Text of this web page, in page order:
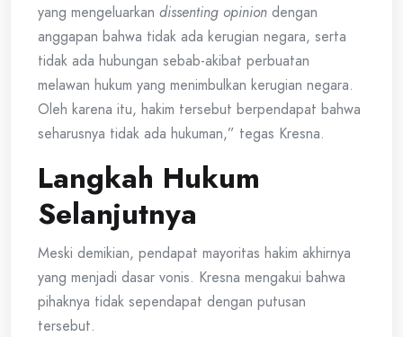
yang mengeluarkan dissenting opinion dengan
anggapan bahwa tidak ada kerugian negara, serta
tidak ada hubungan sebab-akibat perbuatan
melawan hukum yang menimbulkan kerugian negara.
Oleh karena itu, hakim tersebut berpendapat bahwa
seharusnya tidak ada hukuman,” tegas Kresna.
Langkah Hukum
Selanjutnya
Meski demikian, pendapat mayoritas hakim akhirnya
yang menjadi dasar vonis. Kresna mengakui bahwa
pihaknya tidak sependapat dengan putusan
tersebut.